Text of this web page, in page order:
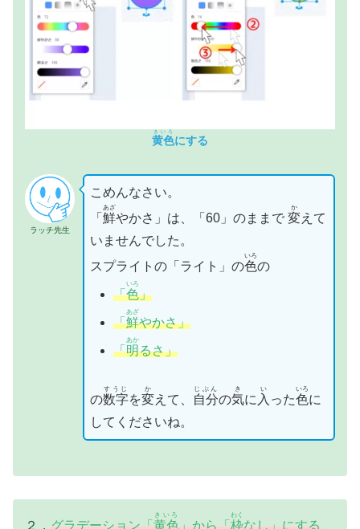
黄色
きいろ
にする
ラッチ先生
こめんなさい。
「 鮮
あざ
やかさ」は、「60」のままで 変
か
えて
いませんでした。
スプライトの「ライト」の色
いろ
の
「色
いろ
」
「鮮
あざ
やかさ」
「明
あか
るさ」
の数字
すうじ
を変
か
えて、 自分
じぶん
の気
き
に 入
い
った色
いろ
に
してくださいね。
２， グラデーション「黄色
きいろ
」から「枠
わく
なし」にする